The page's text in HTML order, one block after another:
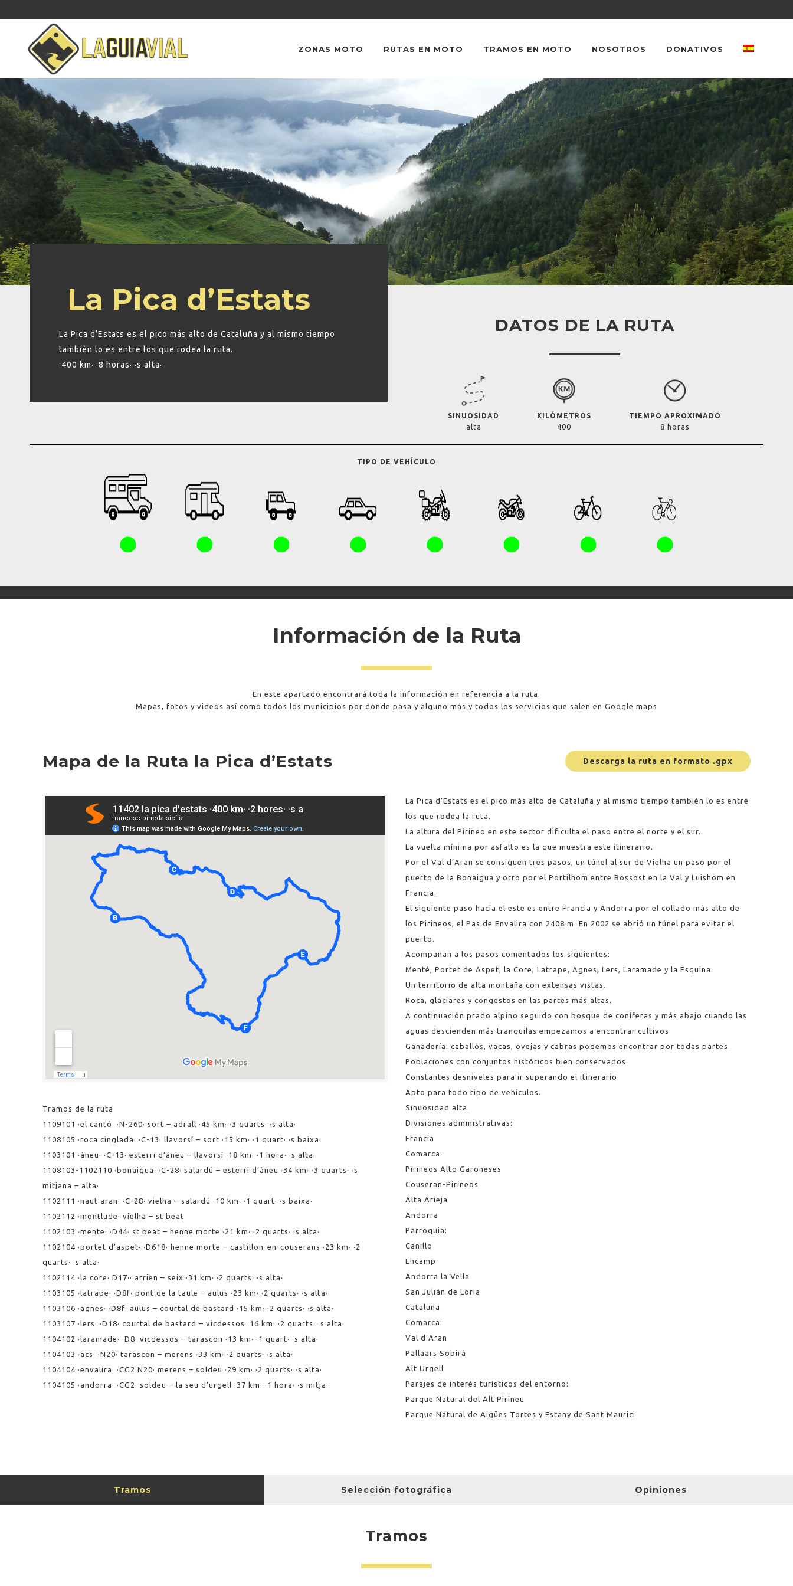
ZONAS MOTO RUTAS EN MOTO TRAMOS EN MOTO NOSOTROS DONATIVOS
La Pica d’Estats
La Pica d’Estats es el pico más alto de Cataluña y al mismo tiempo
también lo es entre los que rodea la ruta.
·400 km· ·8 horas· ·s alta·
DATOS DE LA RUTA
SINUOSIDAD
alta
KILÓMETROS
400
TIEMPO APROXIMADO
8 horas
TIPO DE VEHÍCULO
Información de la Ruta
En este apartado encontrará toda la información en referencia a la ruta.
Mapas, fotos y videos así como todos los municipios por donde pasa y alguno más y todos los servicios que salen en Google maps
Mapa de la Ruta la Pica d’Estats
Tramos de la ruta
1109101 ·el cantó· ·N-260· sort – adrall ·45 km· ·3 quarts· ·s alta·
1108105 ·roca cinglada· ·C-13· llavorsí – sort ·15 km· ·1 quart· ·s baixa·
1103101 ·àneu· ·C-13· esterri d’àneu – llavorsí ·18 km· ·1 hora· ·s alta·
1108103-1102110 ·bonaigua· ·C-28· salardú – esterri d’àneu ·34 km· ·3 quarts· ·s
mitjana – alta·
1102111 ·naut aran· ·C-28· vielha – salardú ·10 km· ·1 quart· ·s baixa·
1102112 ·montlude· vielha – st beat
1102103 ·mente· ·D44· st beat – henne morte ·21 km· ·2 quarts· ·s alta·
1102104 ·portet d’aspet· ·D618· henne morte – castillon-en-couserans ·23 km· ·2
quarts· ·s alta·
1102114 ·la core· D17·· arrien – seix ·31 km· ·2 quarts· ·s alta·
1103105 ·latrape· ·D8f· pont de la taule – aulus ·23 km· ·2 quarts· ·s alta·
1103106 ·agnes· ·D8f· aulus – courtal de bastard ·15 km· ·2 quarts· ·s alta·
1103107 ·lers· ·D18· courtal de bastard – vicdessos ·16 km· ·2 quarts· ·s alta·
1104102 ·laramade· ·D8· vicdessos – tarascon ·13 km· ·1 quart· ·s alta·
1104103 ·acs· ·N20· tarascon – merens ·33 km· ·2 quarts· ·s alta·
1104104 ·envalira· ·CG2·N20· merens – soldeu ·29 km· ·2 quarts· ·s alta·
1104105 ·andorra· ·CG2· soldeu – la seu d’urgell ·37 km· ·1 hora· ·s mitja·
Descarga la ruta en formato .gpx
La Pica d’Estats es el pico más alto de Cataluña y al mismo tiempo también lo es entre
los que rodea la ruta.
La altura del Pirineo en este sector dificulta el paso entre el norte y el sur.
La vuelta mínima por asfalto es la que muestra este itinerario.
Por el Val d’Aran se consiguen tres pasos, un túnel al sur de Vielha un paso por el
puerto de la Bonaigua y otro por el Portilhom entre Bossost en la Val y Luishom en
Francia.
El siguiente paso hacia el este es entre Francia y Andorra por el collado más alto de
los Pirineos, el Pas de Envalira con 2408 m. En 2002 se abrió un túnel para evitar el
puerto.
Acompañan a los pasos comentados los siguientes:
Menté, Portet de Aspet, la Core, Latrape, Agnes, Lers, Laramade y la Esquina.
Un territorio de alta montaña con extensas vistas.
Roca, glaciares y congestos en las partes más altas.
A continuación prado alpino seguido con bosque de coníferas y más abajo cuando las
aguas descienden más tranquilas empezamos a encontrar cultivos.
Ganadería: caballos, vacas, ovejas y cabras podemos encontrar por todas partes.
Poblaciones con conjuntos históricos bien conservados.
Constantes desniveles para ir superando el itinerario.
Apto para todo tipo de vehículos.
Sinuosidad alta.
Divisiones administrativas:
Francia
Comarca:
Pirineos Alto Garoneses
Couseran-Pirineos
Alta Arieja
Andorra
Parroquia:
Canillo
Encamp
Andorra la Vella
San Julián de Loria
Cataluña
Comarca:
Val d’Aran
Pallaars Sobirà
Alt Urgell
Parajes de interés turísticos del entorno:
Parque Natural del Alt Pirineu
Parque Natural de Aigües Tortes y Estany de Sant Maurici
Tramos Selección fotográfica Opiniones
Tramos